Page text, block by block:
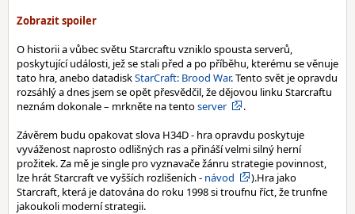
O historii a vůbec světu Starcraftu vzniklo spousta serverů,
poskytující události, jež se stali před a po příběhu, kterému se věnuje
tato hra, anebo datadiskStarCraft: Brood War. Tento svět je opravdu
rozsáhlý a dnes jsem se opět přesvědčil, že dějovou linku Starcraftu
neznám dokonale – mrkněte na tentoserver
.
Závěrem budu opakovat slova H34D - hra opravdu poskytuje
vyváženost naprosto odlišných ras a přináší velmi silný herní
prožitek. Za mě je single pro vyznavače žánru strategie povinnost,
lze hrát Starcraft ve vyšších rozlišeních - návod
).Hra jako
Starcraft, která je datována do roku 1998 si troufnu říct, že trunfne
jakoukoli moderní strategii.